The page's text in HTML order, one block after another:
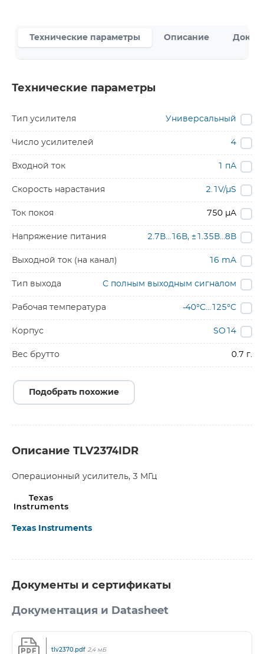
Технические параметры Описание
Технические параметры
Тип усилителя Универсальный
Число усилителей 4
Входной ток 1 пА
Скорость нарастания 2.1V/µS
Ток покоя 750 µA
Напряжение питания 2.7В…16В, ±1.35В…8В
Выходной ток (на канал) 16 mA
Тип выхода С полным выходным сигналом
Рабочая температура -40°C…125°C
Корпус SO14
Вес брутто 0.7 г.
Подобрать похожие
Описание TLV2374IDR
Операционный усилитель, 3 МГц
Texas Instruments
Документы и сертификаты
Документация и Datasheet
tlv2370.pdf 2,4 мБ